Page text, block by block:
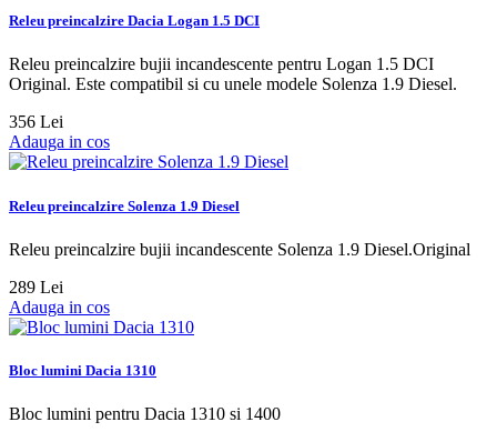
Releu preincalzire Dacia Logan 1.5 DCI
Releu preincalzire bujii incandescente pentru Logan 1.5 DCI
Original. Este compatibil si cu unele modele Solenza 1.9 Diesel.
356 Lei
Adauga in cos
Releu preincalzire Solenza 1.9 Diesel
Releu preincalzire bujii incandescente Solenza 1.9 Diesel.Original
289 Lei
Adauga in cos
Bloc lumini Dacia 1310
Bloc lumini pentru Dacia 1310 si 1400